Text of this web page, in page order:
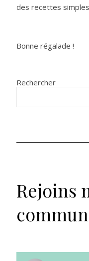
des recettes
Bonne régalade !
Rechercher
Rejoins